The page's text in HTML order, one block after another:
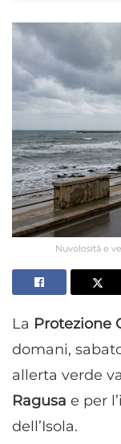
Nuvolosità e
La Protezione
domani,
allerta verde
Ragusa e per
dell’Isola.